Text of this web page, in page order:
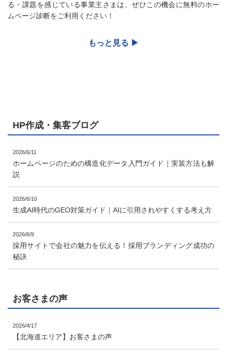
る・課題を感じている事業主さまは、ぜひこの機会に無料のホー
ムページ診断をご利用ください！
HP作成・集客ブログ
2026/6/11
ホームページのための構造化データ入門ガイド｜実装方法も解
説
2026/6/10
生成AI時代のGEO対策ガイド｜AIに引用されやすくする考え方
2026/6/9
採用サイトで会社の魅力を伝える！採用ブランディング成功の
秘訣
お客さまの声
2026/4/17
【北海道エリア】お客さまの声